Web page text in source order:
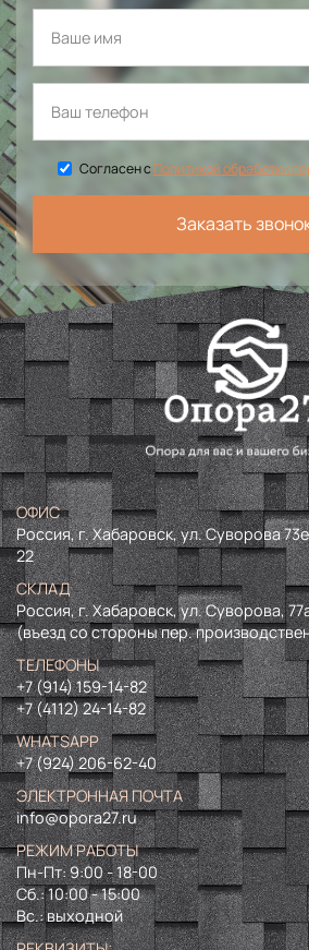
Согласен сПолитикой обработки
Заказать
ОФИС
Россия, г. Хабаровск, ул. Суворова
22
СКЛАД
Россия, г. Хабаровск, ул. Суворова,
(въезд со стороны пер.
ТЕЛЕФОНЫ
+7 (914) 159-14-82
+7 (4112) 24-14-82
WHATSAPP
+7 (924) 206-62-40
ЭЛЕКТРОННАЯ ПОЧТА
info@opora27.ru
РЕЖИМ РАБОТЫ
Пн-Пт: 9:00 - 18-00
Сб.: 10:00 - 15:00
Вс.: выходной